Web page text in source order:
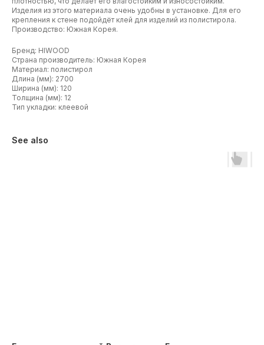
Изделия из этого материала очень удобны в установке. Для его
крепления к стене подойдёт клей для изделий из полистирола.
Производство: Южная Корея.
Бренд: HIWOOD
Страна производитель: Южная Корея
Материал: полистирол
Длина (мм): 2700
Ширина (мм): 120
Толщина (мм): 12
Тип укладки: клеевой
See also